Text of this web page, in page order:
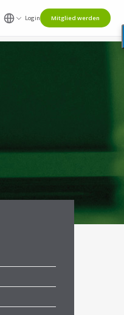
Login Mitglied werden